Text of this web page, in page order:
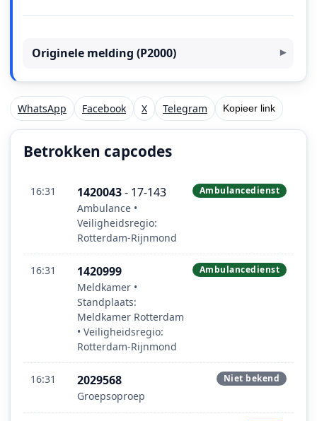
Originele melding (P2000)
WhatsApp Facebook X Telegram Kopieer link
Betrokken capcodes
16:31 1420043- 17-143
Ambulance •
Veiligheidsregio:
Rotterdam-Rijnmond
Ambulancedienst
16:31 1420999
Meldkamer •
Standplaats:
Meldkamer Rotterdam
• Veiligheidsregio:
Rotterdam-Rijnmond
Ambulancedienst
16:31 2029568
Groepsoproep
Niet bekend